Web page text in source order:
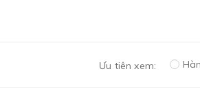
Ưu tiên xem: